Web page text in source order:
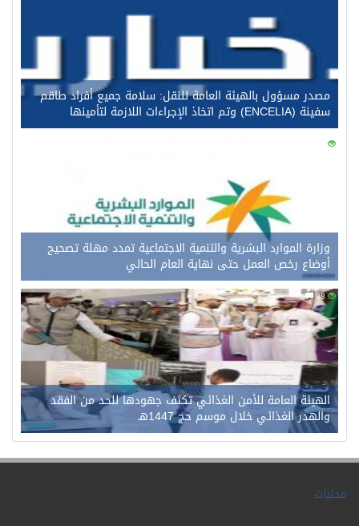
مصدر مسؤول بالهيئة العامة للنقل: سلامة جميع أفراد طاقم
سفينة (ENCELIA) وتم اتخاذ الإجراءات اللازمة لتأمينها
108
وزارة الموارد البشرية والتنمية الاجتماعية تمدد مهلة تصحيح
أوضاع رخص العمل حتى نهاية العام الحالي
88
0
الهيئة العامة للأمن الغذائي تكثف جهودها للحد من الفقد
والهدر الغذائي خلال موسم حج 1447هـ
محليات